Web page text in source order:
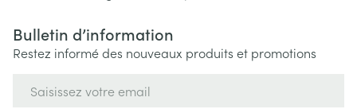
Bulletin d’information
Restez informé des nouveaux produits et promotions